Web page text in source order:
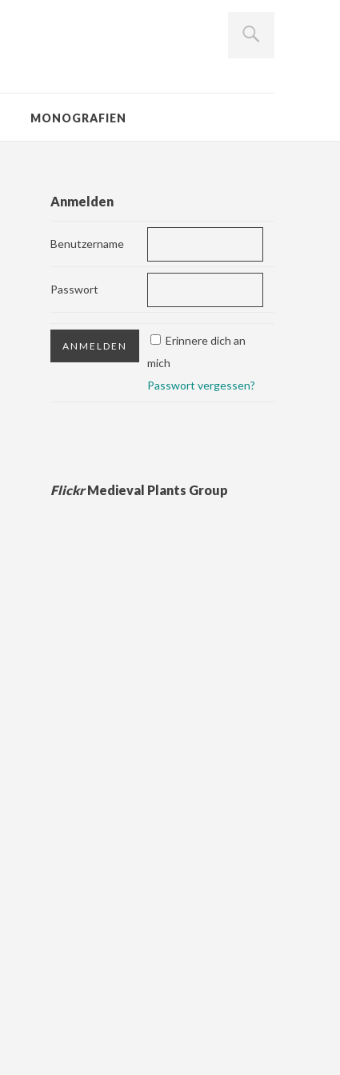
MONOGRAFIEN
Anmelden
Benutzername
Passwort
Erinnere dich an
mich
Passwort vergessen?
FlickrMedieval Plants Group